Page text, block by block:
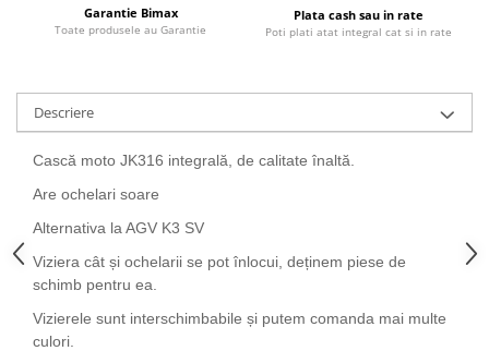
Cu 3 Roti fara Permis
Fara Permis
25 km/h
45 km/h
50 km/h
Harley
⬇ MARCI
➔ RDB
Garantie Bimax
Toate produsele au Garantie
Plata cash sau in rate
Poti plati atat integral cat si in rate
Descriere
Cască moto JK316 integrală, de calitate înaltă.
Are ochelari soare
Alternativa la AGV K3 SV
Viziera cât și ochelarii se pot înlocui, deținem piese de
schimb pentru ea.
Vizierele sunt interschimbabile și putem comanda mai multe
culori.